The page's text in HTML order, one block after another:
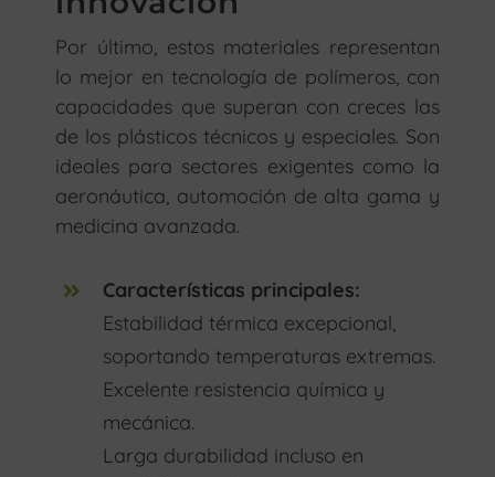
Por último, estos materiales representan
lo mejor en tecnología de polímeros, con
capacidades que superan con creces las
de los plásticos técnicos y especiales. Son
ideales para sectores exigentes como la
aeronáutica, automoción de alta gama y
medicina avanzada.
Características principales:
Estabilidad térmica excepcional,
soportando temperaturas extremas.
Excelente resistencia química y
mecánica.
Larga durabilidad incluso en